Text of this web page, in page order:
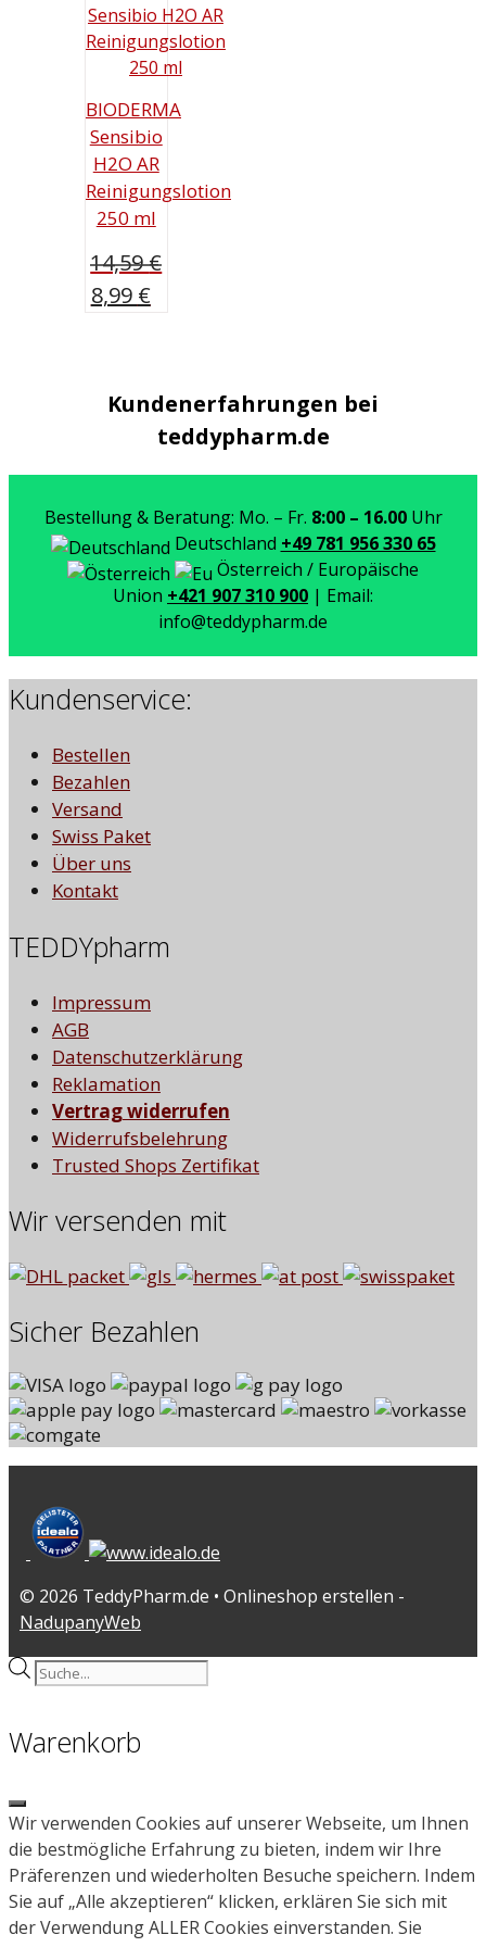
BIODERMA
Sensibio
H2O AR
Reinigungslotion
250 ml
14,59€
Ursprünglicher
8,99 €Aktueller
Kundenerfahrungen bei
teddypharm.de
Bestellung & Beratung: Mo. – Fr. 8:00 – 16.00Uhr
Deutschland +49 781 956 330 65
Österreich / Europäische
Union +421 907 310 900 | Email:
info@teddypharm.de
Kundenservice:
Bestellen
Bezahlen
Versand
Swiss Paket
Über uns
Kontakt
TEDDYpharm
Impressum
AGB
Datenschutzerklärung
Reklamation
Vertrag widerrufen
Widerrufsbelehrung
Trusted Shops Zertifikat
Wir versenden mit
Sicher Bezahlen
© 2026 TeddyPharm.de • Onlineshop erstellen -
NadupanyWeb
Products
Warenkorb
Close
Wir verwenden Cookies auf unserer Webseite, um Ihnen
die bestmögliche Erfahrung zu bieten, indem wir Ihre
Präferenzen und wiederholten Besuche speichern. Indem
Sie auf „Alle akzeptieren“ klicken, erklären Sie sich mit
der Verwendung ALLER Cookies einverstanden. Sie